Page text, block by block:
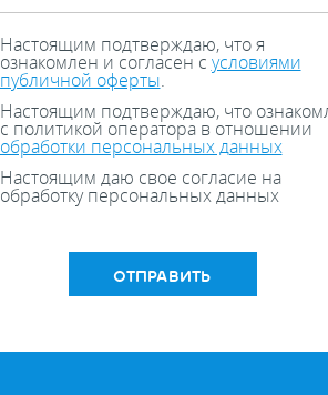
Настоящим подтверждаю, что я
ознакомлен и согласен с условиями
публичной оферты.
Настоящим подтверждаю, что
с политикой оператора в отношении
обработки персональных данных
Настоящим даю свое согласие на
обработку персональных данных
ОТПРАВИТЬ